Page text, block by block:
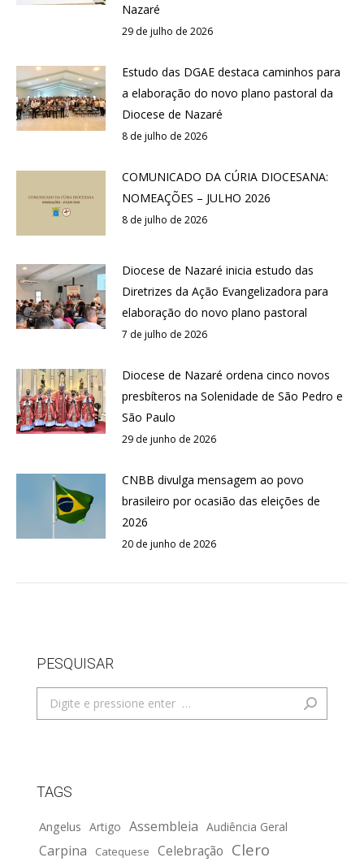
Nazaré
29 de julho de 2026
Estudo das DGAE destaca caminhos para
a elaboração do novo plano pastoral da
Diocese de Nazaré
8 de julho de 2026
COMUNICADO DA CÚRIA DIOCESANA:
NOMEAÇÕES – JULHO 2026
8 de julho de 2026
Diocese de Nazaré inicia estudo das
Diretrizes da Ação Evangelizadora para
elaboração do novo plano pastoral
7 de julho de 2026
Diocese de Nazaré ordena cinco novos
presbíteros na Solenidade de São Pedro e
São Paulo
29 de junho de 2026
CNBB divulga mensagem ao povo
brasileiro por ocasião das eleições de
2026
20 de junho de 2026
PESQUISAR
Search:
TAGS
Angelus Artigo Assembleia Audiência Geral
Carpina Catequese Celebração Clero